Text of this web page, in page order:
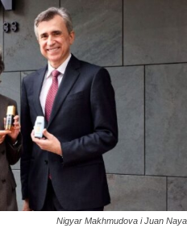
Nigyar Makhmudova i Juan Naya